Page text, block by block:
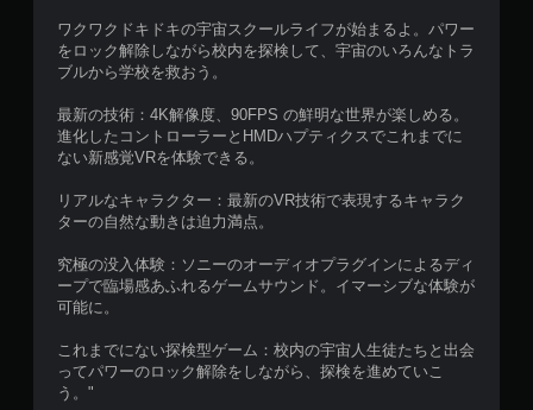
ワクワクドキドキの宇宙スクールライフが始まるよ。パワー
をロック解除しながら校内を探検して、宇宙のいろんなトラ
ブルから学校を救おう。
最新の技術：4K解像度、90FPS の鮮明な世界が楽しめる。
進化したコントローラーとHMDハプティクスでこれまでに
ない新感覚VRを体験できる。
リアルなキャラクター：最新のVR技術で表現するキャラク
ターの自然な動きは迫力満点。
究極の没入体験：ソニーのオーディオプラグインによるディ
ープで臨場感あふれるゲームサウンド。イマーシブな体験が
可能に。
これまでにない探検型ゲーム：校内の宇宙人生徒たちと出会
ってパワーのロック解除をしながら、探検を進めていこ
う。"